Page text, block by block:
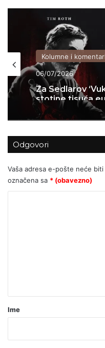
Kolumne i komentari
06/07/2026
Za Sedlarov
stotine tisuća
Odgovori
Vaša adresa e-pošte neće biti
označena sa * (obavezno)
r
Ime